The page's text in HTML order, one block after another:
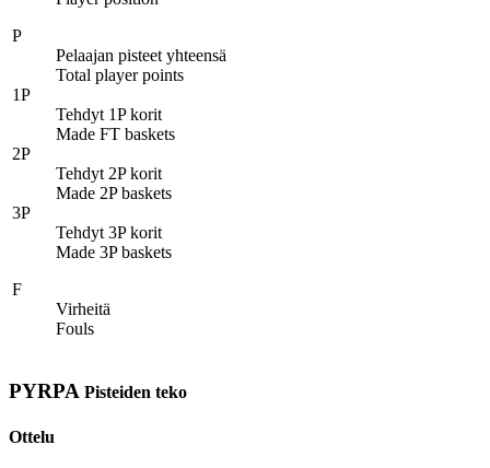
P
Pelaajan pisteet yhteensä
Total player points
1P
Tehdyt 1P korit
Made FT baskets
2P
Tehdyt 2P korit
Made 2P baskets
3P
Tehdyt 3P korit
Made 3P baskets
F
Virheitä
Fouls
PYRPA Pisteiden teko
Ottelu